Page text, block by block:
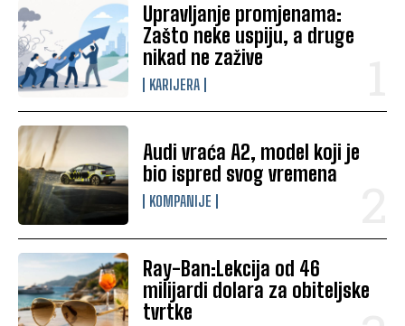
Upravljanje promjenama:
Zašto neke uspiju, a druge
nikad ne zažive
KARIJERA
Audi vraća A2, model koji je
bio ispred svog vremena
KOMPANIJE
Ray-Ban:Lekcija od 46
milijardi dolara za obiteljske
tvrtke